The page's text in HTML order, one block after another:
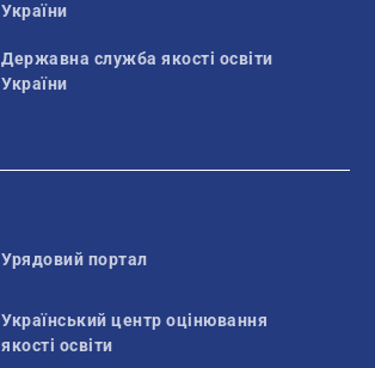
України
Державна служба якості освіти
України
Урядовий портал
Український центр оцінювання
якості освіти